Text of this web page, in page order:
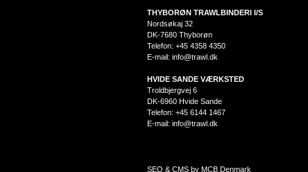
THYBORØN TRAWLBINDERI I/S
Nordsøkaj 32
DK-7680 Thyborøn
Telefon: +45 4358 4350
E-mail: info@trawl.dk
HVIDE SANDE VÆRKSTED
Troldbjergvej 6
DK-6960 Hvide Sande
Telefon: +45 6144 1467
E-mail: info@trawl.dk
SEO & CMS by MCB Denmark